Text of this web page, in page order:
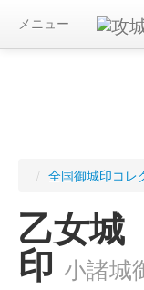
メニュー
/ 全国御城印コレ
乙女城
印 小諸城